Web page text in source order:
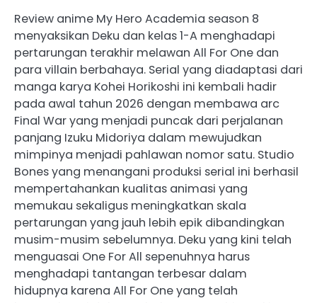
Review anime My Hero Academia season 8
menyaksikan Deku dan kelas 1-A menghadapi
pertarungan terakhir melawan All For One dan
para villain berbahaya. Serial yang diadaptasi dari
manga karya Kohei Horikoshi ini kembali hadir
pada awal tahun 2026 dengan membawa arc
Final War yang menjadi puncak dari perjalanan
panjang Izuku Midoriya dalam mewujudkan
mimpinya menjadi pahlawan nomor satu. Studio
Bones yang menangani produksi serial ini berhasil
mempertahankan kualitas animasi yang
memukau sekaligus meningkatkan skala
pertarungan yang jauh lebih epik dibandingkan
musim-musim sebelumnya. Deku yang kini telah
menguasai One For All sepenuhnya harus
menghadapi tantangan terbesar dalam
hidupnya karena All For One yang telah